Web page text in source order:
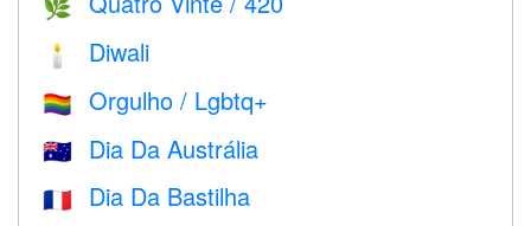
🌿
🕯 Diwali
🏳️‍🌈 Orgulho / Lgbtq+
🇦🇺 Dia Da Austrália
🇫🇷 Dia Da Bastilha